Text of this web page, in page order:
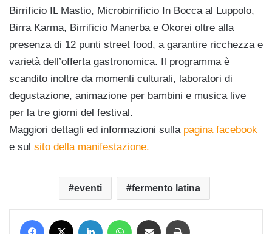
Birrificio IL Mastio, Microbirrificio In Bocca al Luppolo,
Birra Karma, Birrificio Manerba e Okorei oltre alla
presenza di 12 punti street food, a garantire ricchezza e
varietà dell’offerta gastronomica. Il programma è
scandito inoltre da momenti culturali, laboratori di
degustazione, animazione per bambini e musica live
per la tre giorni del festival.
Maggiori dettagli ed informazioni sulla pagina facebook
e sul sito della manifestazione.
eventi fermento latina
Facebook LinkedIn WhatsApp Condividi via mail